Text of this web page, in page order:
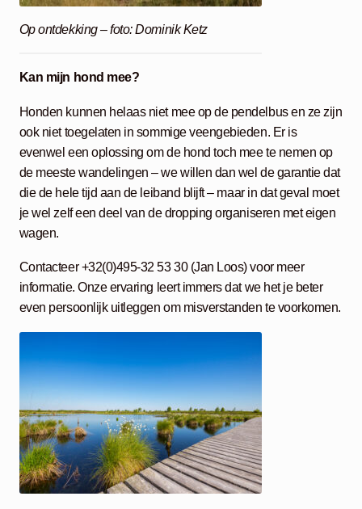
Op ontdekking – foto: Dominik Ketz
Kan mijn hond mee?
Honden kunnen helaas niet mee op de pendelbus en ze zijn
ook niet toegelaten in sommige veengebieden. Er is
evenwel een oplossing om de hond toch mee te nemen op
de meeste wandelingen – we willen dan wel de garantie dat
die de hele tijd aan de leiband blijft – maar in dat geval moet
je wel zelf een deel van de dropping organiseren met eigen
wagen.
Contacteer +32(0)495-32 53 30 (Jan Loos) voor meer
informatie. Onze ervaring leert immers dat we het je beter
even persoonlijk uitleggen om misverstanden te voorkomen.